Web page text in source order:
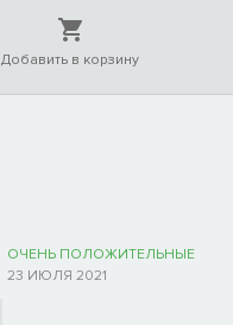
Добавить в корзину
ОЧЕНЬ ПОЛОЖИТЕЛЬНЫЕ
23 ИЮЛЯ 2021